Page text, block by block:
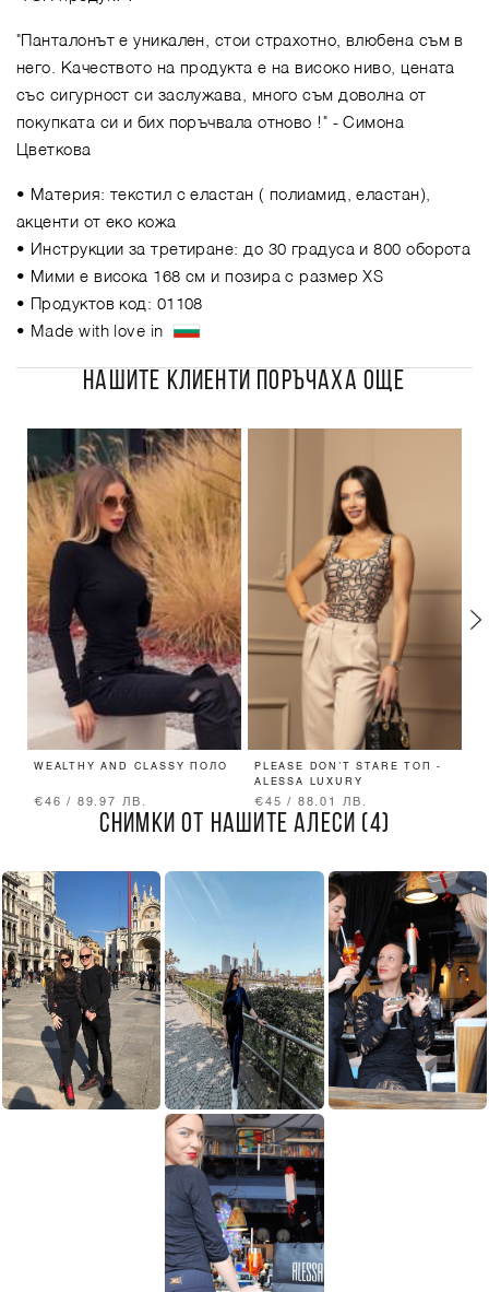
"Панталонът е уникален, стои страхотно, влюбена съм в
него. Качеството на продукта е на високо ниво, цената
със сигурност си заслужава, много съм доволна от
покупката си и бих поръчвала отново !" - Симона
Цветкова
• Материя: текстил с еластан ( полиамид, еластан),
акценти от еко кожа
• Инструкции за третиране: до 30 градуса и 800 оборота
• Мими е висока 168 см и позира с размер XS
• Продуктов код: 01108
• Made with love in
НАШИТЕ КЛИЕНТИ ПОРЪЧАХА ОЩЕ
WEALTHY AND CLASSY ПОЛО
€46 / 89.97 ЛВ.
PLEASE DON’T STARE ТОП -
ALESSA LUXURY
€45 / 88.01 ЛВ.
СНИМКИ ОТ НАШИТЕ АЛЕСИ (4)